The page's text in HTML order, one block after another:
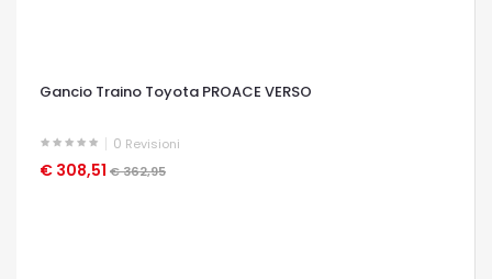
Gancio Traino Toyota PROACE VERSO
0 Revisioni
€ 308,51 € 362,95
OCCHIATA VELOCE